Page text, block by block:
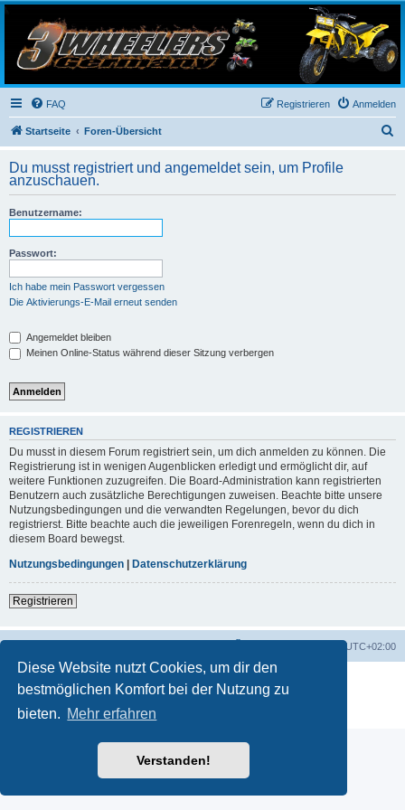
Diese Website nutzt Cookies, um dir den
bestmöglichen Komfort bei der Nutzung zu
bieten. Mehr erfahren
Verstanden!
3-Wheelers Germany
Honda, Yamaha, Kawasaki Trike
FAQ Anmelden
Registrieren
Startseite Foren-Übersicht
h
Du musst registriert und angemeldet sein, um Profile
anzuschauen.
Benutzername:
Passwort:
Ich habe mein Passwort vergessen
Die Aktivierungs-E-Mail erneut senden
Angemeldet bleiben
Meinen Online-Status während dieser Sitzung verbergen
REGISTRIEREN
Du musst in diesem Forum registriert sein, um dich anmelden zu können. Die
Registrierung ist in wenigen Augenblicken erledigt und ermöglicht dir, auf
weitere Funktionen zuzugreifen. Die Board-Administration kann registrierten
Benutzern auch zusätzliche Berechtigungen zuweisen. Beachte bitte unsere
Nutzungsbedingungen und die verwandten Regelungen, bevor du dich
registrierst. Bitte beachte auch die jeweiligen Forenregeln, wenn du dich in
diesem Board bewegst.
Nutzungsbedingungen
Datenschutzerklärung
Registrieren
UTC+02:00
Deutsche Übersetzung durchphpBB.de
Datenschutz